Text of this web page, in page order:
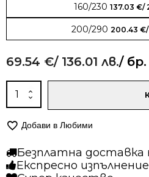
160/230 137.03 €/
200/290 200.43 €
69.54 €/ 136.01 лв./ бр.
количество
килим
Алба
2001
Добави в Любими
Безплатна доставка
Експресно изпълнение